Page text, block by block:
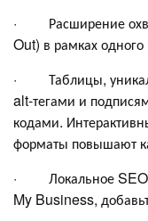
· Расширение
Out) в рамках
· Таблицы,
alt-тегами и
кодами.
форматы повышают
· Локальное SEO:
My Business,